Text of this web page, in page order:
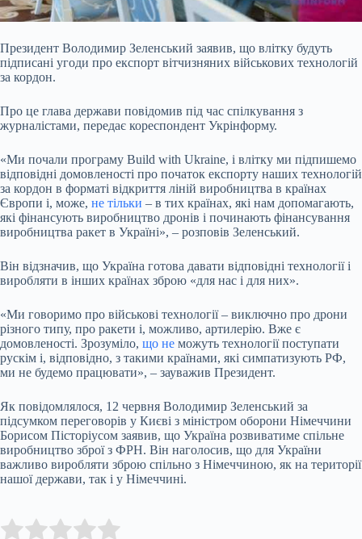
Президент Володимир Зеленський заявив, що влітку будуть
підписані угоди про експорт вітчизняних військових технологій
за кордон.
Про це глава держави повідомив під час спілкування з
журналістами, передає кореспондент Укрінформу.
«Ми почали програму Build with Ukraine, і влітку ми підпишемо
відповідні домовленості про початок експорту наших технологій
за кордон в форматі відкриття ліній виробництва в країнах
Європи і, може, не тільки – в тих країнах, які нам допомагають,
які фінансують виробництво дронів і починають фінансування
виробництва ракет в Україні», – розповів Зеленський.
Він відзначив, що Україна готова давати відповідні технології і
виробляти в інших країнах зброю «для нас і для них».
«Ми говоримо про військові технології – виключно про дрони
різного типу, про ракети і, можливо, артилерію. Вже є
домовленості. Зрозуміло, що не можуть технології поступати
рускім і, відповідно, з такими країнами, які симпатизують РФ,
ми не будемо працювати», – зауважив Президент.
Як повідомлялося, 12 червня Володимир Зеленський за
підсумком переговорів у Києві з міністром оборони Німеччини
Борисом Пісторіусом заявив, що Україна розвиватиме спільне
виробництво зброї з ФРН. Він наголосив, що для України
важливо виробляти зброю спільно з Німеччиною, як на території
нашої держави, так і у Німеччині.
Rate this item: